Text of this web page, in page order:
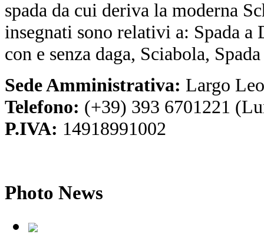
spada da cui deriva la moderna
insegnati sono relativi a: Spada a
con e senza daga, Sciabola,
Sede Amministrativa: Largo
Telefono: (+39) 393 6701221
P.IVA: 14918991002
Photo News